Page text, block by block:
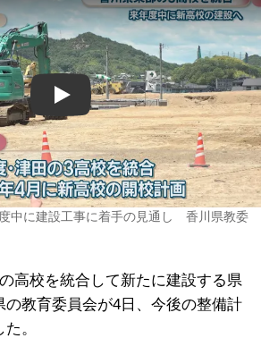
Play
中に建設工事に着手の見通し 香川県教委
高校を統合して新たに建設する県
の教育委員会が4日、今後の整備計
。